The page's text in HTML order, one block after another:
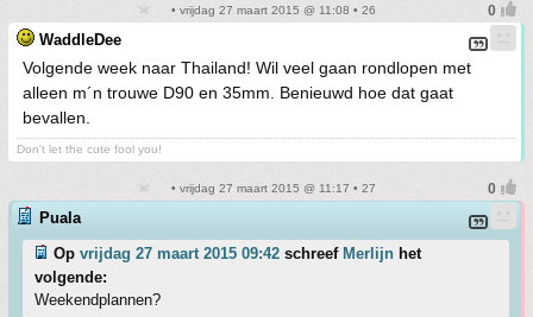
• vrijdag 27 maart 2015 @ 11:08 • 26
WaddleDee
Volgende week naar Thailand! Wil veel gaan rondlopen met
alleen m´n trouwe D90 en 35mm. Benieuwd hoe dat gaat
bevallen.
Don't let the cute fool you!
• vrijdag 27 maart 2015 @ 11:17 • 27
Puala
Op vrijdag 27 maart 2015 09:42 schreef Merlijn het
volgende:
Weekendplannen?